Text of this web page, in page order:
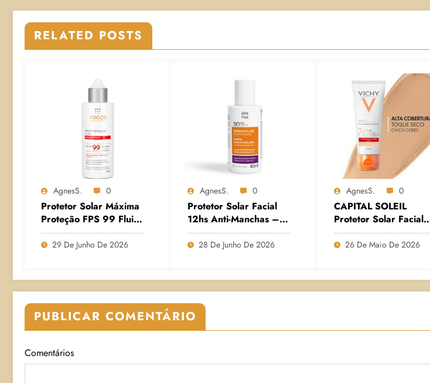
RELATED POSTS
AgnesS. 0
Protetor Solar Máxima
Proteção FPS 99 Fluid
– Adcos
29 De Junho De 2026
AgnesS. 0
Protetor Solar Facial
12hs Anti-Manchas –
Biosole Solar Fluid
Ultra Leve FPS 90 –
28 De Junho De 2026
AgnesS. 0
CAPITAL SOLEIL
Protetor Solar Facial
Com Cor UV-Pigment
Control FPS60 – Vichy
26 De Maio De 2026
PUBLICAR COMENTÁRIO
Comentários